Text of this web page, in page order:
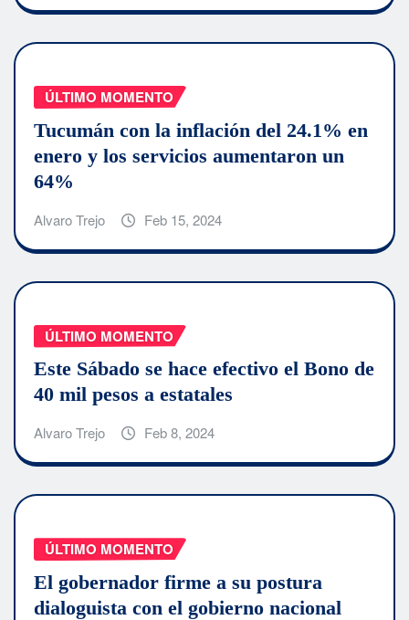
ÚLTIMO MOMENTO
Tucumán con la inflación del 24.1% en
enero y los servicios aumentaron un
64%
Alvaro Trejo Feb 15, 2024
ÚLTIMO MOMENTO
Este Sábado se hace efectivo el Bono de
40 mil pesos a estatales
Alvaro Trejo Feb 8, 2024
ÚLTIMO MOMENTO
El gobernador firme a su postura
dialoguista con el gobierno nacional